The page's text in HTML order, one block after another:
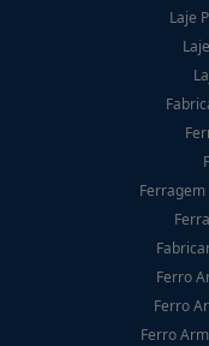
Laje
Ferro
Ferro
Ferro